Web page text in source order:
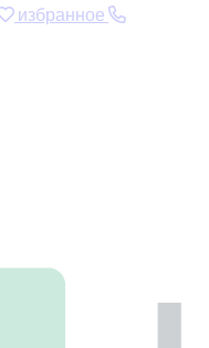
избранное